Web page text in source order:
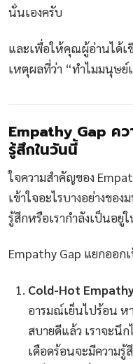
นั่นเองครับ
และเพื่อให้คุณผู้อ่านได้เ
เหตุผลที่ว่า “ทำไมมนุษย์
Empathy Gap ค
รู้สึกในวันนี้
ใจความสำคัญของ
เข้าใจอะไรบางอย่างขอ
รู้สึกหรือเรากำลังเป็นอ
Empathy Gap แยกออก
Cold-Hot
อารมณ์เย็นไปร้อน ห
สบายดีแล้ว เราจะนึ
เดือดร้อนจะมีความรู้